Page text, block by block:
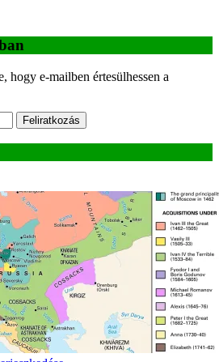
hogy e-mailben értesülhessen a
Feliratkozás